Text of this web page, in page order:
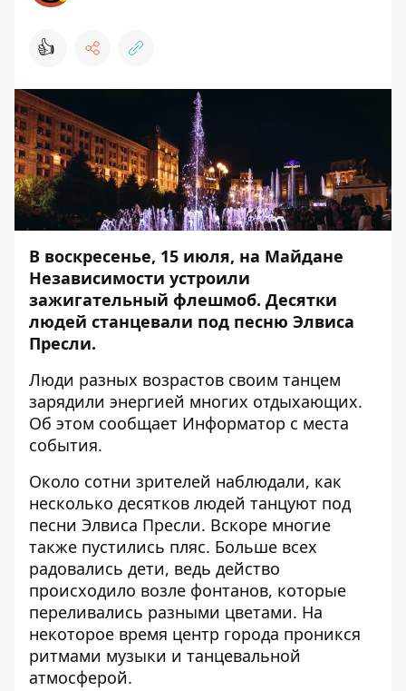
👍
В воскресенье, 15 июля, на Майдане
Независимости устроили
зажигательный флешмоб. Десятки
людей станцевали под песню Элвиса
Пресли.
Люди разных возрастов своим танцем
зарядили энергией многих отдыхающих.
Об этом сообщает Информатор с места
события.
Около сотни зрителей наблюдали, как
несколько десятков людей танцуют под
песни Элвиса Пресли. Вскоре многие
также пустились пляс. Больше всех
радовались дети, ведь действо
происходило возле фонтанов, которые
переливались разными цветами. На
некоторое время центр города проникся
ритмами музыки и танцевальной
атмосферой.